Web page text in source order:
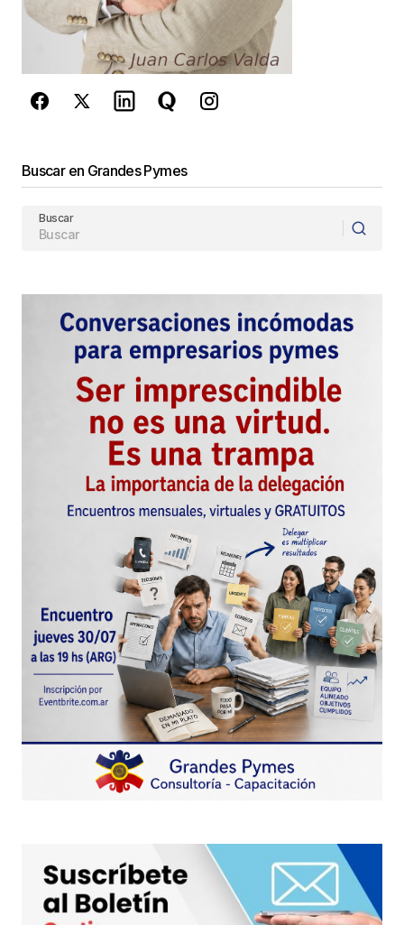
reCAPTCHA y la Política de
privacidad y los Términos del servicio
de Googlese aplican.
Buscar en Grandes Pymes
Buscar